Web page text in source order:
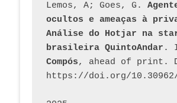
Lemos, A; Goes, G.
ocultos e ameaças à
Análise do Hotjar na
brasileira QuintoAndar .
Compós, ahead of print.
https://doi.org/10.30962/